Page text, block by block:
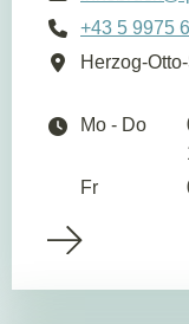
+43 5 9975
Herzog-
Mo - Do
Fr